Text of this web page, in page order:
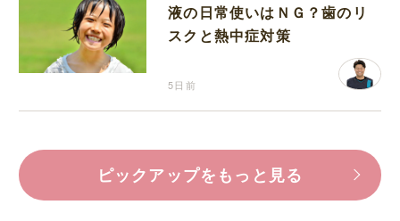
液の日常使いはＮＧ？歯のリ
スクと熱中症対策
5日前
ピックアップをもっと見る